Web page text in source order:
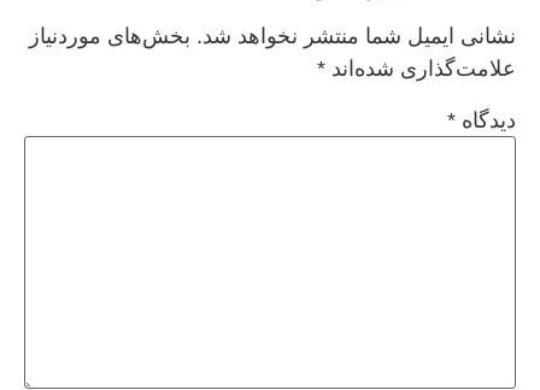
نشانی ایمیل شما منتشر نخواهد شد. بخش‌های موردنیاز
علامت‌گذاری شده‌اند *
دیدگاه *